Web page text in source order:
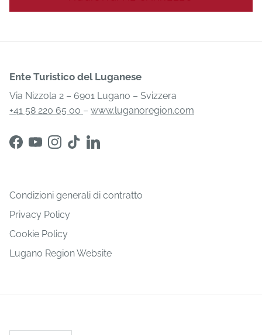
Ente Turistico del Luganese
Via Nizzola 2 – 6901 Lugano – Svizzera
+41 58 220 65 00 – www.luganoregion.com
Condizioni generali di contratto
Privacy Policy
Cookie Policy
Lugano Region Website